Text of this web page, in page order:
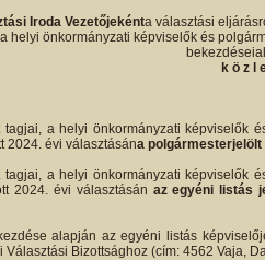
Iroda Vezetőjekénta választási
helyi önkormányzati képviselők és
k ö z l
a helyi önkormányzati képviselők
2024. évi választásána polgármesterjelölt
a helyi önkormányzati képviselők
2024. évi választásán az egyéni listás
alapján az egyéni listás
Választási Bizottsághoz (cím: 4562 Vaja,